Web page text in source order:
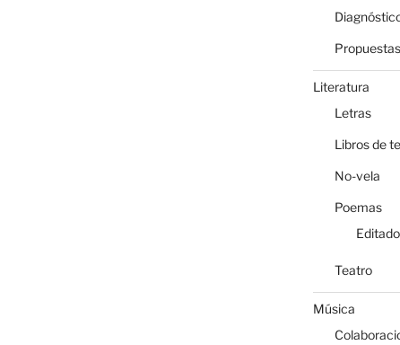
Propuestas
Literatura
Letras
Libros de
No-vela
Poemas
Teatro
Música